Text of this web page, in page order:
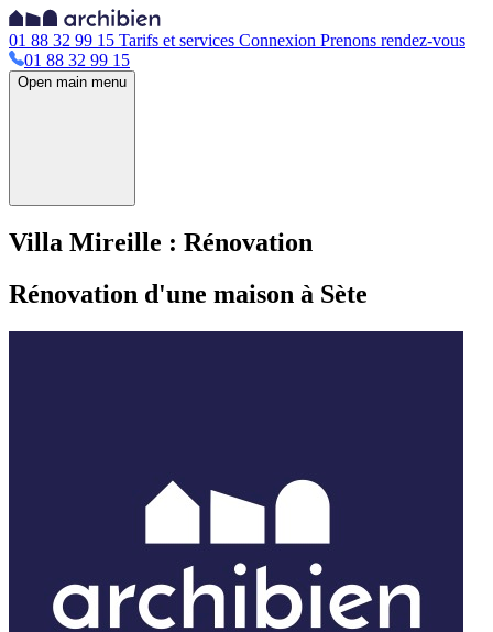
01 88 32 99 15 Tarifs et services Connexion Prenons rendez-vous
01 88 32 99 15
Open main menu
Villa Mireille : Rénovation
Rénovation d'une maison à Sète